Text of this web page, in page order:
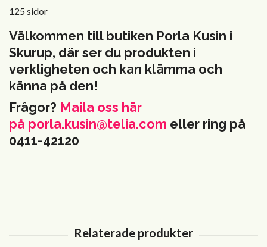
125 sidor
Välkommen till butiken Porla Kusin i
Skurup, där ser du produkten i
verkligheten och kan klämma och
känna på den!
Frågor? Maila oss här
på porla.kusin@telia.com eller ring på
0411-42120